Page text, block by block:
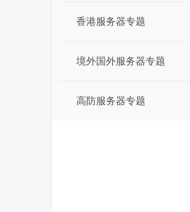
香港服务器专题
境外国外服务器专题
高防服务器专题